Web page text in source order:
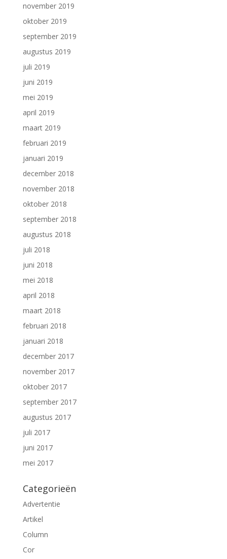
november 2019
oktober 2019
september 2019
augustus 2019
juli 2019
juni 2019
mei 2019
april 2019
maart 2019
februari 2019
januari 2019
december 2018
november 2018
oktober 2018
september 2018
augustus 2018
juli 2018
juni 2018
mei 2018
april 2018
maart 2018
februari 2018
januari 2018
december 2017
november 2017
oktober 2017
september 2017
augustus 2017
juli 2017
juni 2017
mei 2017
Categorieën
Advertentie
Artikel
Column
Cor